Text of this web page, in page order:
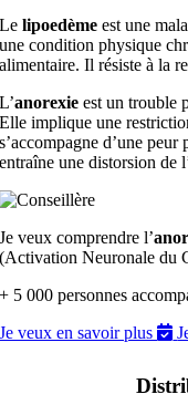
Lelipoedème est une
une condition physique
alimentaire. Il résiste à la
L’anorexie est un trouble
Elle implique une
s’accompagne d’une
entraîne une distorsion de
Je veux comprendre l’
(Activation Neuronale du
+ 5 000 personnes
Je veux en savoir plus